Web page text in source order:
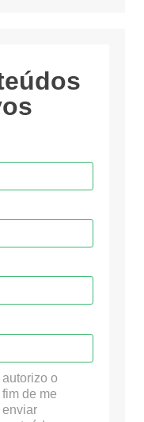
o
de me
enviar